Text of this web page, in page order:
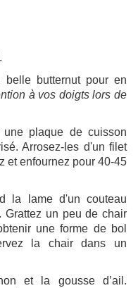
belle butternut pour en
à vos doigts lors de
plaque de cuisson
Arrosez-les d'un filet
et enfournez pour 40-45
la lame d'un couteau
Grattez un peu de chair
une forme de bol
la chair dans un
et la gousse d’ail.